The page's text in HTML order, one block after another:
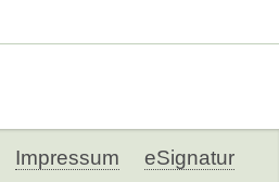
Impressum eSignatur